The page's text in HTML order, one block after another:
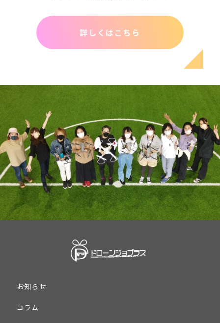
詳しくはこちら
お知らせ
コラム